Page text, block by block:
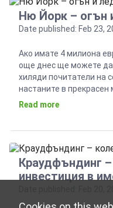
Ню Йорк – огън
Date published: Feb 23,
Ако имате 4 милиона
още днес ще можете
хиляди почитатели на
настаните в
пари се предлага
Read more
Краудфъндинг
инвестиция в